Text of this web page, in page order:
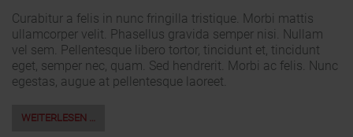
Curabitur a felis in nunc fringilla tristique. Morbi mattis
ullamcorper velit. Phasellus gravida semper nisi. Nullam
vel sem. Pellentesque libero tortor, tincidunt et, tincidunt
eget, semper nec, quam. Sed hendrerit. Morbi ac felis. Nunc
egestas, augue at pellentesque laoreet.
WEITERLESEN …